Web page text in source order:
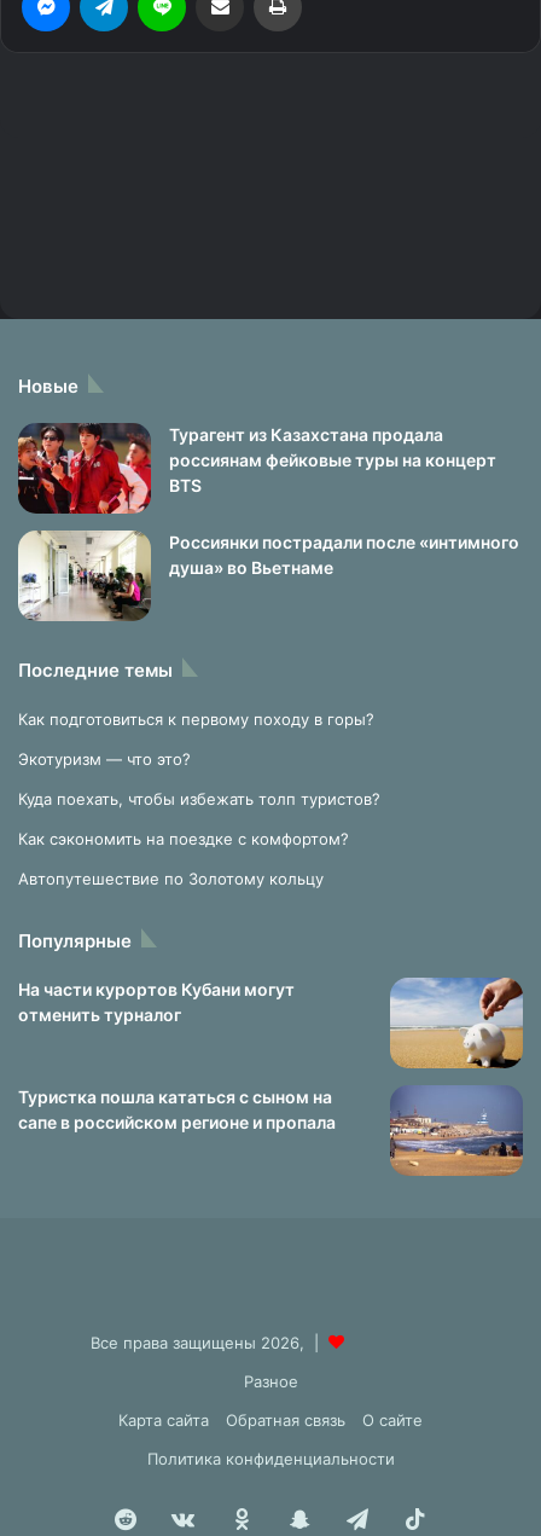
Новые
Турагент из Казахстана продала
россиянам фейковые туры на концерт
BTS
Россиянки пострадали после «интимного
душа» во Вьетнаме
Последние темы
Как подготовиться к первому походу в горы?
Экотуризм — что это?
Куда поехать, чтобы избежать толп туристов?
Как сэкономить на поездке с комфортом?
Автопутешествие по Золотому кольцу
Популярные
На части курортов Кубани могут
отменить турналог
Туристка пошла кататься с сыном на
сапе в российском регионе и пропала
Все права защищены 2026, |
Разное
Карта сайта
Обратная связь
О сайте
Политика конфиденциальности
Reddit vk.comОдноклассники
SnapchatTelegram